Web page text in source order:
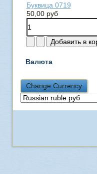
Буквица 0719
50,00 руб
Валюта